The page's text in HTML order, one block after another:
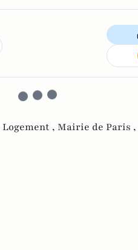
Logement , Mairie de Paris ,